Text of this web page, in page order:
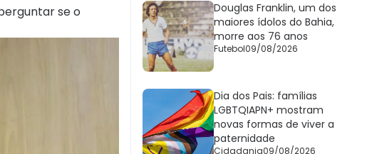
se o
Douglas Franklin, um dos
maiores ídolos do Bahia,
morre aos 76 anos
Futebol09/08/2026
Dia dos Pais: famílias
LGBTQIAPN+ mostram
novas formas de viver a
paternidade
Cidadania09/08/2026